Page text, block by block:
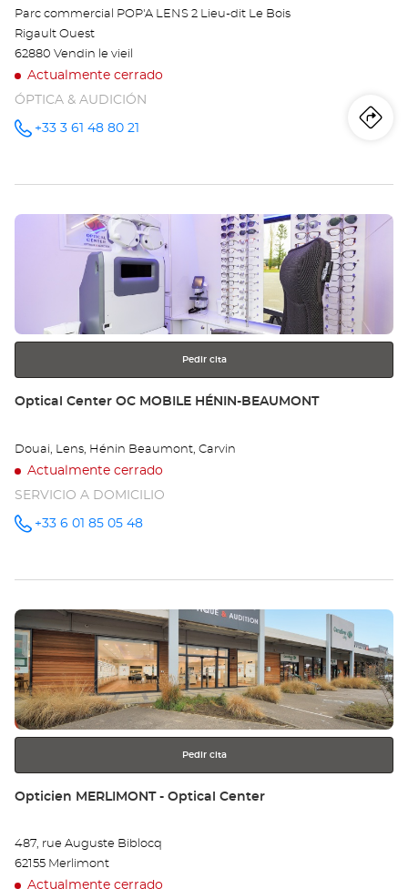
Parc commercial POP'A LENS 2 Lieu-dit Le Bois
Rigault Ouest
62880 Vendin le vieil
Actualmente cerrado
ÓPTICA & AUDICIÓN
número
+33 3 61 48 80 21
a
Pulse
información
Pedir cita
Tienda:
Optical Center OC MOBILE HÉNIN-BEAUMONT
Douai, Lens, Hénin Beaumont, Carvin
Actualmente cerrado
SERVICIO A DOMICILIO
número
+33 6 01 85 05 48
Pulse
ENTER
para
obtener
más
información
Pedir cita
Tienda:
Opticien MERLIMONT - Optical Center
487, rue Auguste Biblocq
62155 Merlimont
Actualmente cerrado